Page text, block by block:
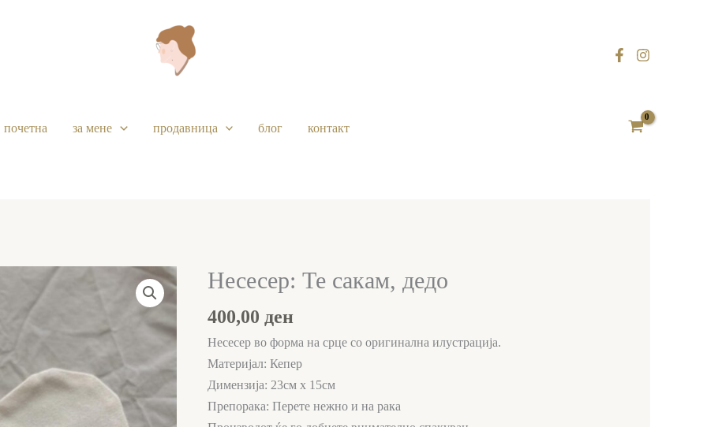
почетна за мене продавница блог контакт
Несесер: Те сакам, дедо
400,00ден
Несесер во форма на срце со оригинална илустрација.
Материјал: Кепер
Димензија: 23см х 15см
Препорака: Перете нежно и на рака
Несесер:
сакам,
дедо
количина